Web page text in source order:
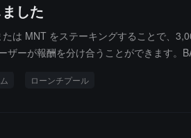
した
は MNT をステーキングすることで、
ーが報酬を分け合うことができます
ローンチプール